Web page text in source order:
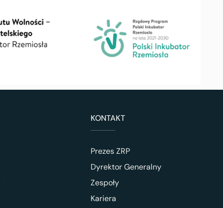
KONTAKT
Prezes ZRP
Dyrektor Generalny
Zespoły
Kariera